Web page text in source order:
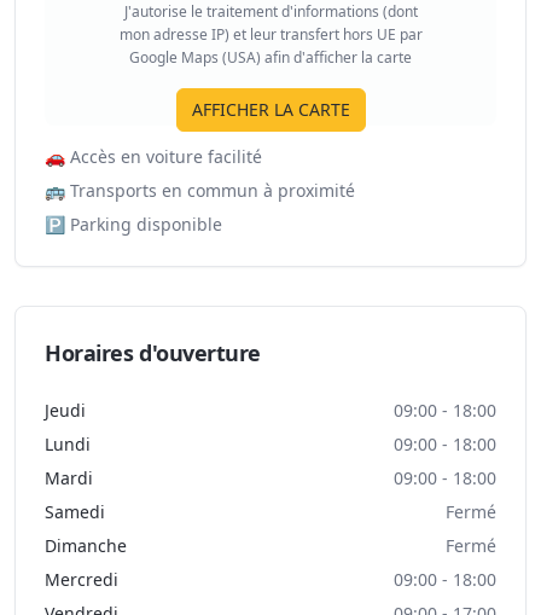
J'autorise le traitement d'informations (dont
mon adresse IP) et leur transfert hors UE par
Google Maps (USA) afin d'afficher la carte
AFFICHER LA CARTE
🚗 Accès en voiture facilité
🚌 Transports en commun à proximité
🅿️ Parking disponible
Horaires d'ouverture
Jeudi
09:00 - 18:00
Lundi
09:00 - 18:00
Mardi
09:00 - 18:00
Samedi
Fermé
Dimanche
Fermé
Mercredi
09:00 - 18:00